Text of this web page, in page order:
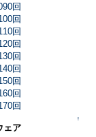
回
回
回
回
回
回
回
回
回
↑
ェア